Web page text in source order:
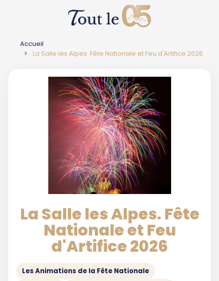
Accueil
La Salle les Alpes. Fête Nationale et Feu d'Artifice 2026
La Salle les Alpes. Fête
Nationale et Feu
d'Artifice 2026
Les Animations de la Fête Nationale